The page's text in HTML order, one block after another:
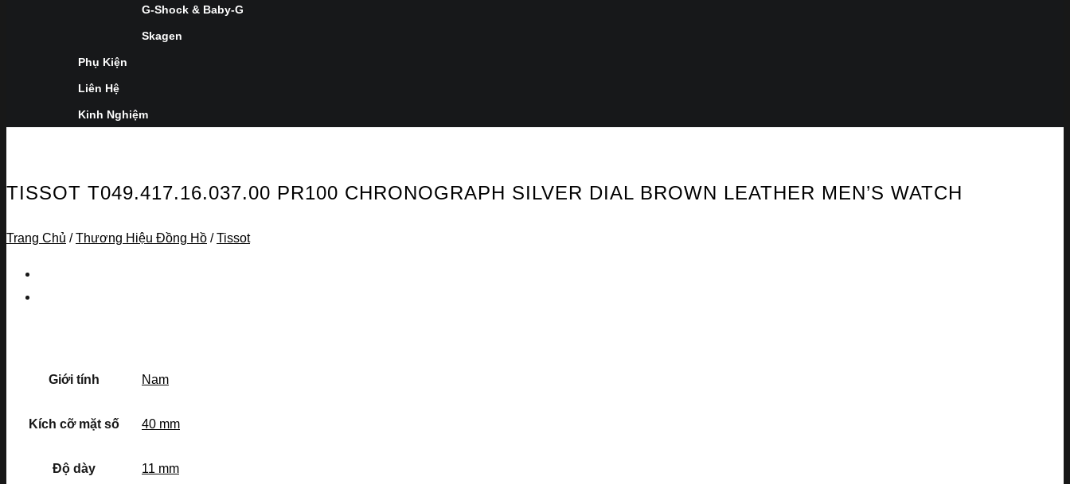
G-Shock & Baby-G
Skagen
Phụ Kiện
Liên Hệ
Kinh Nghiệm
TISSOT T049.417.16.037.00 PR100 CHRONOGRAPH SILVER DIAL BROWN LEATHER MEN’S WATCH
Trang Chủ / Thương Hiệu Đồng Hồ / Tissot
Giới tính Nam
Kích cỡ mặt số 40 mm
Độ dày 11 mm